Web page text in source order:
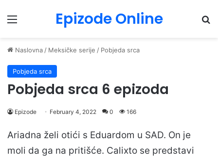
Menu Epizode Online
Naslovna / Meksičke serije / Pobjeda srca
Pobjeda srca
Pobjeda srca 6 epizoda
Epizode February 4, 2022 0 166
Ariadna želi otići s Eduardom u SAD. On je
moli da ga na pritišće. Calixto se predstavi